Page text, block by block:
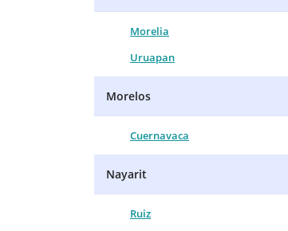
Morelia
Uruapan
Morelos
Cuernavaca
Nayarit
Ruiz